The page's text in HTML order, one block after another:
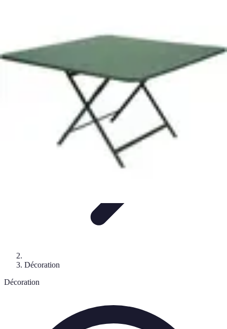
Mobilier Pratique
Décoration
Décoration